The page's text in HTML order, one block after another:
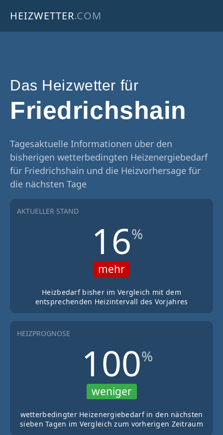
HEIZWETTER.COM
Das Heizwetter für
Friedrichshain
Tagesaktuelle Informationen über den
bisherigen wetterbedingten Heizenergiebedarf
für Friedrichshain und die Heizvorhersage für
die nächsten Tage
AKTUELLER STAND
16%
mehr
Heizbedarf bisher im Vergleich mit dem
entsprechenden Heizintervall des Vorjahres
HEIZPROGNOSE
100%
weniger
wetterbedingter Heizenergiebedarf in den nächsten
sieben Tagen im Vergleich zum vorherigen Zeitraum